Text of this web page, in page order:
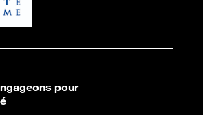
pour